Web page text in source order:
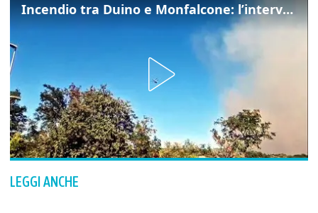
Incendio tra Duino e Monfalcone: l’intervento dei vigili del fuoco
LEGGI ANCHE